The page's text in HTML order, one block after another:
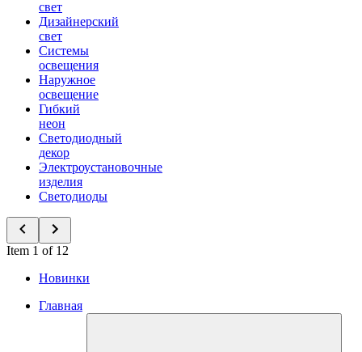
свет
Дизайнерский
свет
Системы
освещения
Наружное
освещение
Гибкий
неон
Светодиодный
декор
Электроустановочные
изделия
Светодиоды
Item 1 of 12
Новинки
Главная